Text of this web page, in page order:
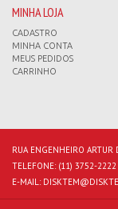
MINHA LOJA
CADASTRO
MINHA CONTA
MEUS PEDIDOS
CARRINHO
RUA ENGENHEIRO ARTUR
TELEFONE: (11) 3752-2222
E-MAIL: